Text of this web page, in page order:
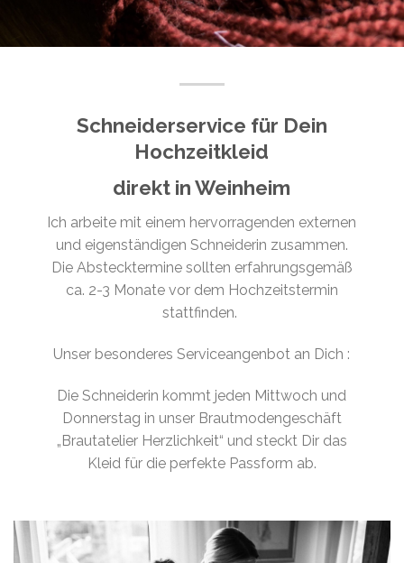
Schneiderservice für Dein
Hochzeitkleid
direkt in Weinheim
Ich arbeite mit einem hervorragenden externen
und eigenständigen Schneiderin zusammen.
Die Abstecktermine sollten erfahrungsgemäß
ca. 2-3 Monate vor dem Hochzeitstermin
stattfinden.
Unser besonderes Serviceangenbot an Dich :
Die Schneiderin kommt jeden Mittwoch und
Donnerstag in unser Brautmodengeschäft
„Brautatelier Herzlichkeit“ und steckt Dir das
Kleid für die perfekte Passform ab.